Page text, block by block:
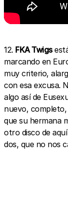
12. FKA Twigs
marcando en
muy criterio,
con esa excusa.
algo así de
nuevo, completo,
que su hermana
otro disco de
dos, que no nos